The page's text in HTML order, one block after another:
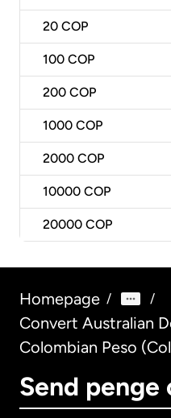
20 COP
100 COP
200 COP
1000 COP
2000 COP
10000 COP
20000 COP
Homepage / /
Convert Australian
Colombian Peso
Send penge